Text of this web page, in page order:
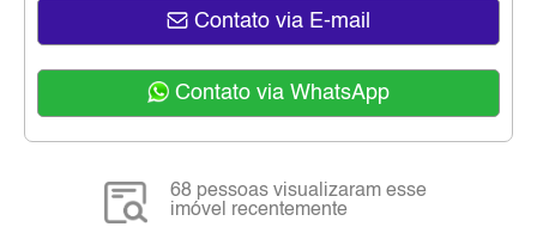
Contato via E-mail
Contato via WhatsApp
68 pessoas visualizaram esse
imóvel recentemente